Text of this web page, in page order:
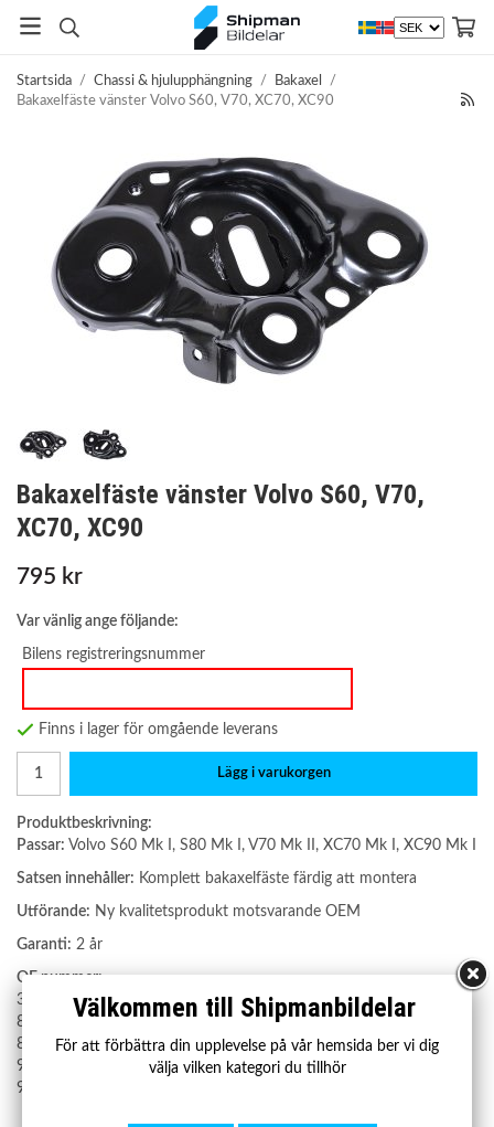
Startsida / Chassi & hjulupphängning / Bakaxel
/
Bakaxelfäste vänster Volvo S60, V70, XC70, XC90
Bakaxelfäste vänster Volvo S60, V70,
XC70, XC90
795 kr
Var vänlig ange följande:
Bilens registreringsnummer
Finns i lager för omgående leverans
Lägg i varukorgen
Produktbeskrivning:
Passar: Volvo S60 Mk I, S80 Mk I, V70 Mk II, XC70 Mk I, XC90 Mk I
Satsen innehåller: Komplett bakaxelfäste färdig att montera
Utförande: Ny kvalitetsprodukt motsvarande OEM
Garanti: 2 år
OE nummer:
30714569
8646411
8666339
9169270
9492581
Välkommen till Shipmanbildelar
För att förbättra din upplevelse på vår hemsida ber vi dig
välja vilken kategori du tillhör